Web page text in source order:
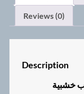
Reviews (0)
Description
خشبية